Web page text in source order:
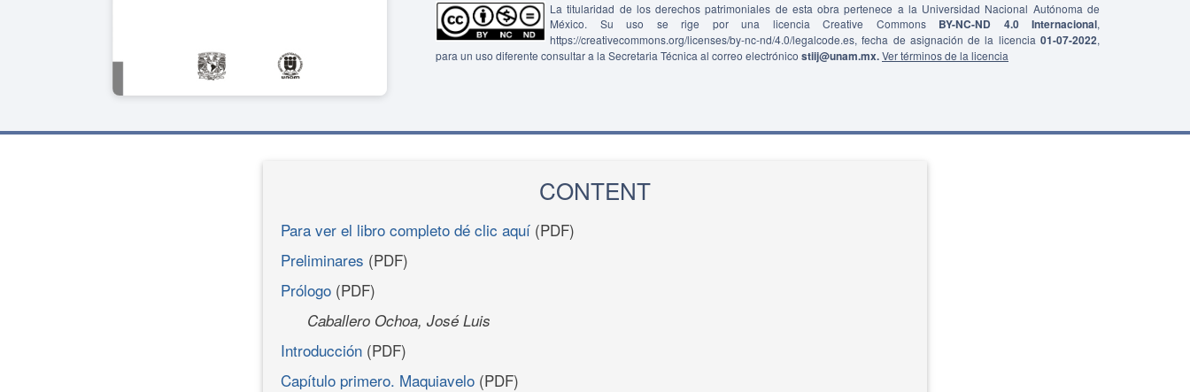
La titularidad de los derechos patrimoniales de esta obra pertenece a la Universidad Nacional Autónoma de
México. Su uso se rige por una licencia Creative Commons BY-NC-ND 4.0 Internacional,
https://creativecommons.org/licenses/by-nc-nd/4.0/legalcode.es, fecha de asignación de la licencia 01-07-2022,
para un uso diferente consultar a la Secretaria Técnica al correo electrónico stiij@unam.mx.Ver términos de la licencia
CONTENT
Para ver el libro completo dé clic aquí (PDF)
Preliminares (PDF)
Prólogo (PDF)
Caballero Ochoa, José Luis
Introducción (PDF)
Capítulo primero. Maquiavelo (PDF)